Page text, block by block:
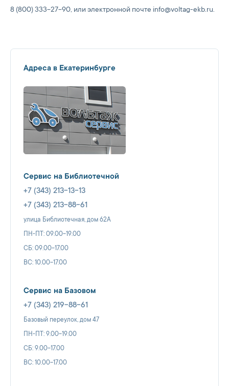
8 (800) 333-27-90, или электронной почте info@voltag-ekb.ru.
Адреса в Екатеринбурге
Сервис на Библиотечной
+7 (343) 213-13-13
+7 (343) 213-88-61
улица Библиотечная, дом 62А
ПН-ПТ: 09.00-19.00
СБ: 09.00-17.00
ВС: 10.00-17.00
Сервис на Базовом
+7 (343) 219-88-61
Базовый переулок, дом 47
ПН-ПТ: 9.00-19.00
СБ: 9.00-17.00
ВС: 10.00-17.00